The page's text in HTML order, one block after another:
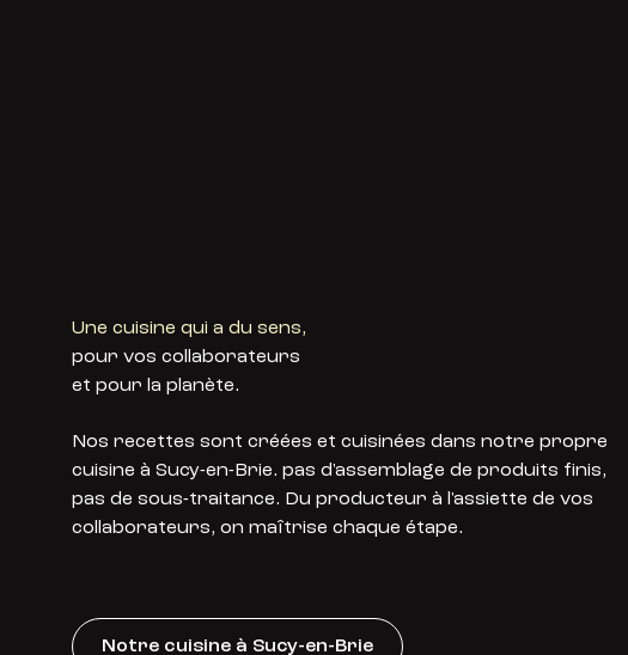
Une cuisine qui a du sens,
pour vos collaborateurs
et pour la planète.
Nos recettes sont créées et cuisinées dans notre propre
cuisine à Sucy-en-Brie. pas d'assemblage de produits finis,
pas de sous-traitance. Du producteur à l'assiette de vos
collaborateurs, on maîtrise chaque étape.
Notre cuisine à Sucy-en-Brie